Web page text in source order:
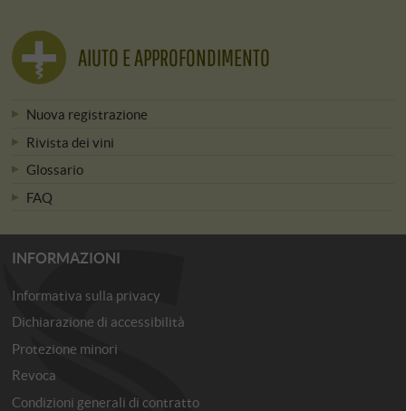
AIUTO E APPROFONDIMENTO
Nuova registrazione
Rivista dei vini
Glossario
FAQ
INFORMAZIONI
Informativa sulla privacy
Dichiarazione di accessibilità
Protezione minori
Revoca
Condizioni generali di contratto